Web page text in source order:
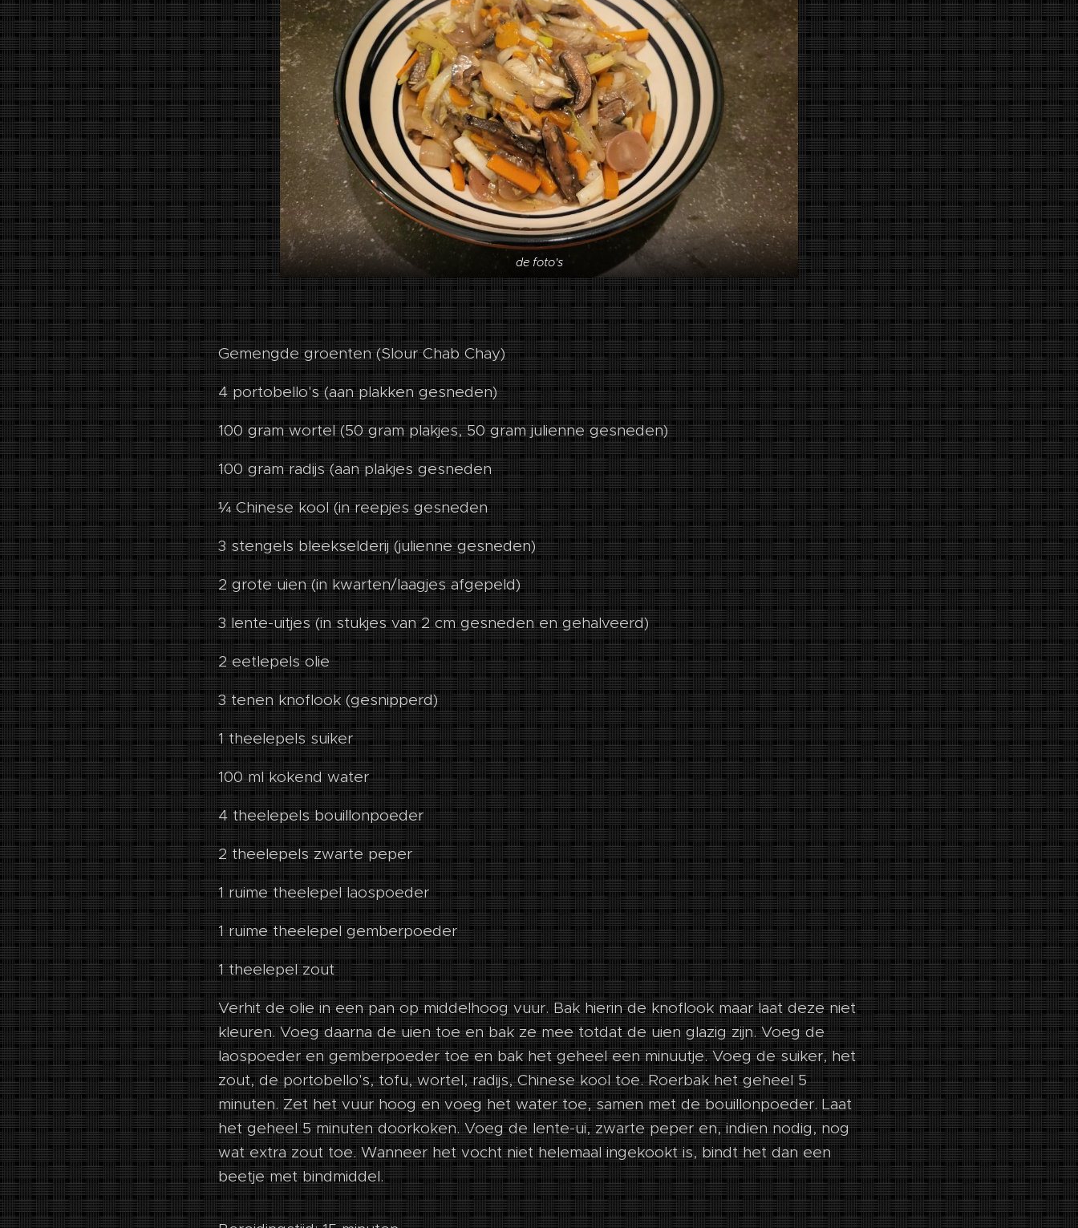
de foto's
Gemengde groenten (Slour Chab Chay)
4 portobello's (aan plakken gesneden)
100 gram wortel (50 gram plakjes, 50 gram julienne gesneden)
100 gram radijs (aan plakjes gesneden
¼ Chinese kool (in reepjes gesneden
3 stengels bleekselderij (julienne gesneden)
2 grote uien (in kwarten/laagjes afgepeld)
3 lente-uitjes (in stukjes van 2 cm gesneden en gehalveerd)
2 eetlepels olie
3 tenen knoflook (gesnipperd)
1 theelepels suiker
100 ml kokend water
4 theelepels bouillonpoeder
2 theelepels zwarte peper
1 ruime theelepel laospoeder
1 ruime theelepel gemberpoeder
1 theelepel zout
Verhit de olie in een pan op middelhoog vuur. Bak hierin de knoflook maar laat deze niet
kleuren. Voeg daarna de uien toe en bak ze mee totdat de uien glazig zijn. Voeg de
laospoeder en gemberpoeder toe en bak het geheel een minuutje. Voeg de suiker, het
zout, de portobello's, tofu, wortel, radijs, Chinese kool toe. Roerbak het geheel 5
minuten. Zet het vuur hoog en voeg het water toe, samen met de bouillonpoeder. Laat
het geheel 5 minuten doorkoken. Voeg de lente-ui, zwarte peper en, indien nodig, nog
wat extra zout toe. Wanneer het vocht niet helemaal ingekookt is, bindt het dan een
beetje met bindmiddel.